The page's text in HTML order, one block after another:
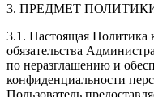
3. ПРЕДМЕТ
3.1. Настоящая Политика
обязательства
по неразглашению и
конфиденциальности
Пользователь